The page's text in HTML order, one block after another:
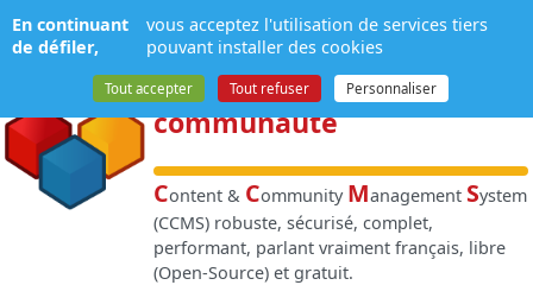
NPDS:Gestion de
contenuet de
communauté
Content & Community Management System
(CCMS) robuste, sécurisé, complet,
performant, parlant vraiment français, libre
(Open-Source) et gratuit.
Panneau de gestion des cookies
En continuant
de défiler,
vous acceptez l'utilisation de services tiers
pouvant installer des cookies
Tout accepter Tout refuser Personnaliser